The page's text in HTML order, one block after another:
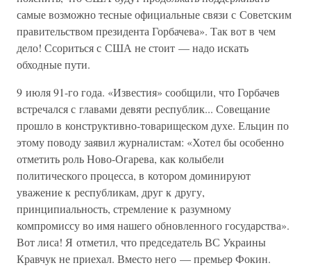
самые возможно тесные официальные связи с Советским
правительством президента Горбачева». Так вот в чем
дело! Ссориться с США не стоит — надо искать
обходные пути.
9 июля 91-го года. «Известия» сообщили, что Горбачев
встречался с главами девяти республик... Совещание
прошло в конструктивно-товарищеском духе. Ельцин по
этому поводу заявил журналистам: «Хотел бы особенно
отметить роль Ново-Огарева, как колыбели
политического процесса, в котором доминируют
уважение к республикам, друг к другу,
принципиальность, стремление к разумному
компромиссу во имя нашего обновленного государства».
Вот лиса! Я отметил, что председатель ВС Украины
Кравчук не приехал. Вместо него — премьер Фокин.